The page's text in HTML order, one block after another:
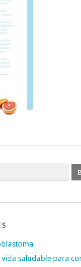
saludable para